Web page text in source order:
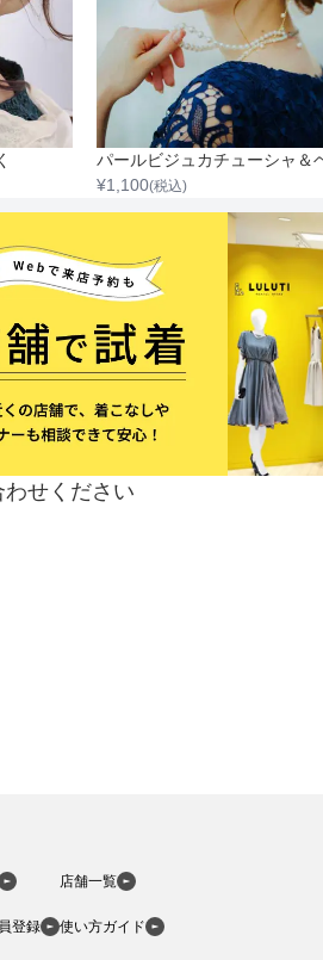
¥1,100(税込)
せください
登録
店舗一覧
使い方ガイド